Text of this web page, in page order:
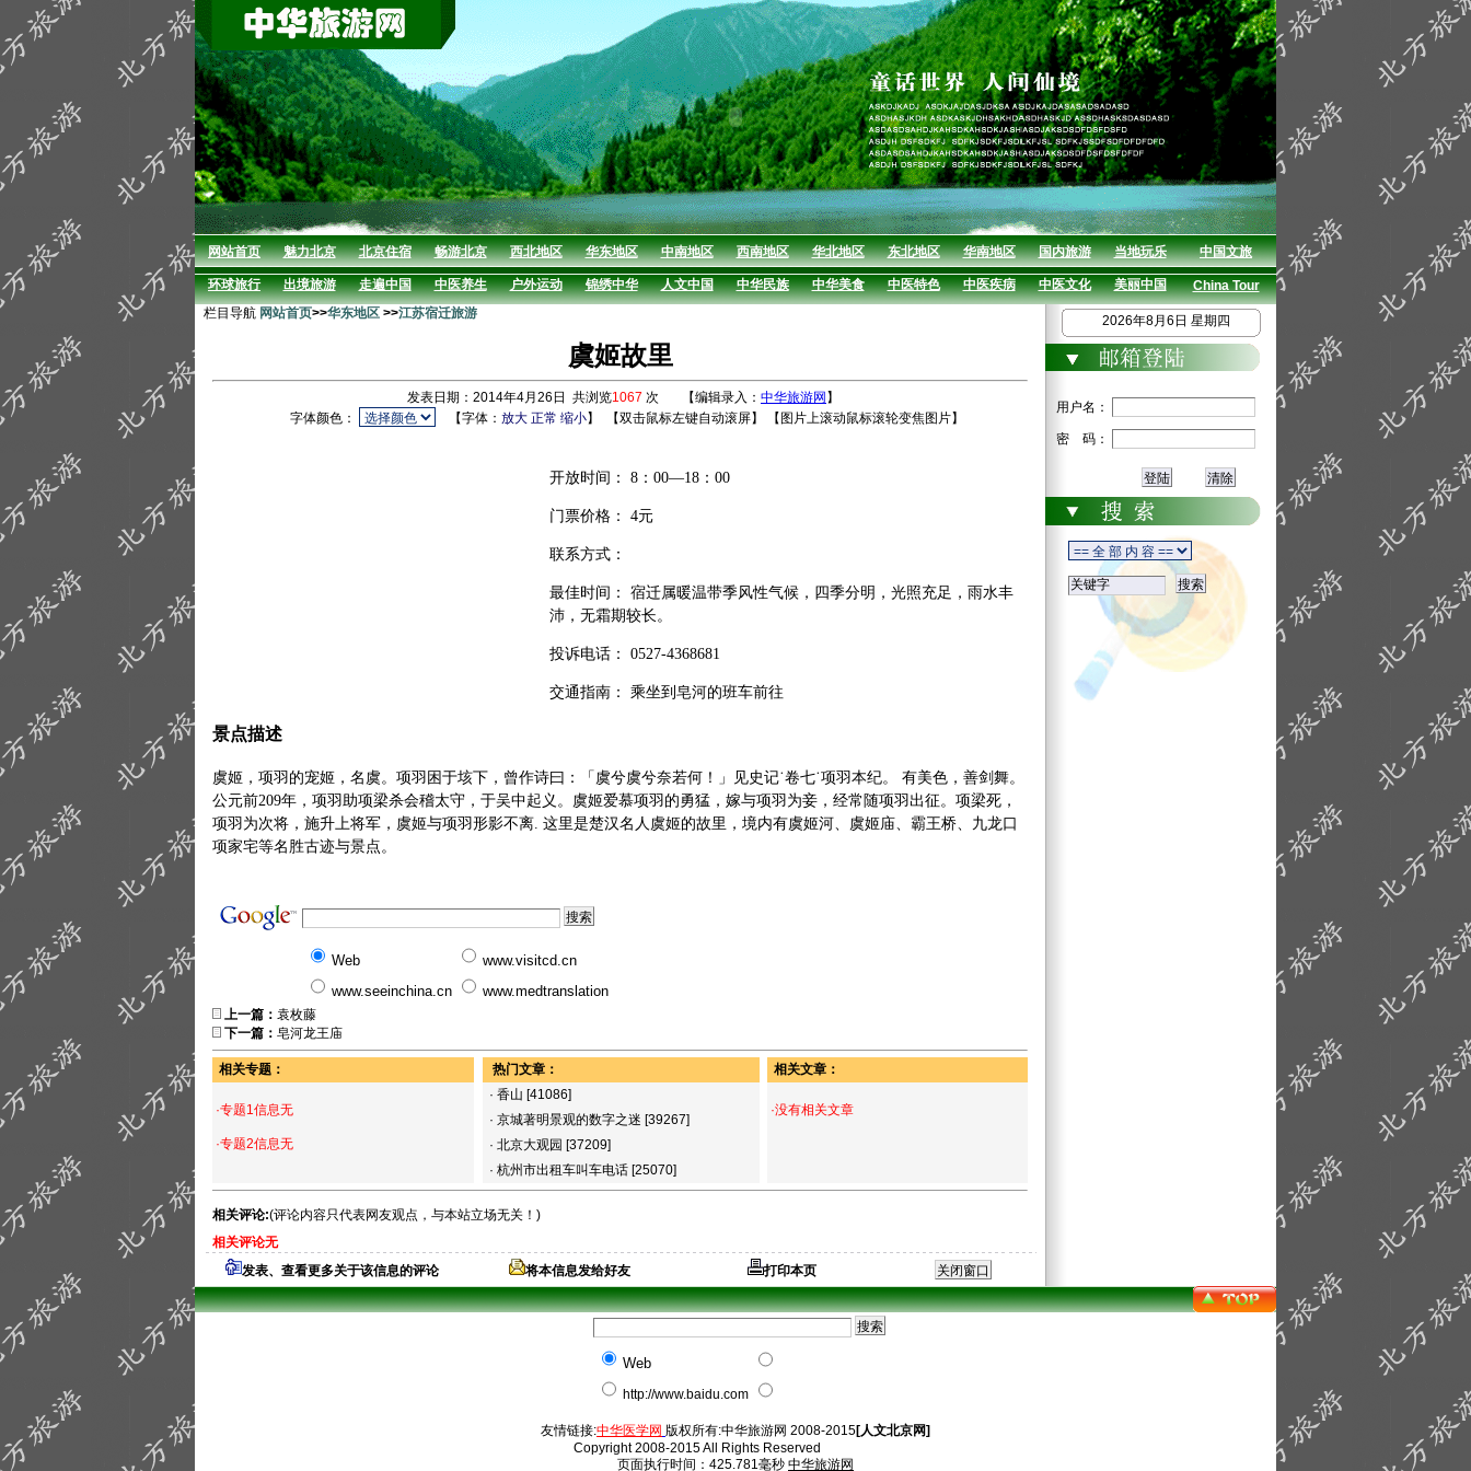
网站首页 魅力北京 北京住宿 畅游北京 西北地区 华东地区 中南地区 西南地区 华北地区 东北地区 华南地区 国内旅游 当地玩乐 中国文旅
环球旅行 出境旅游 走遍中国 中医养生 户外运动 锦绣中华 人文中国 中华民族 中华美食 中医特色 中医疾病 中医文化 美丽中国
China Tour
栏目导航 网站首页>>华东地区 >>江苏宿迁旅游
虞姬故里
发表日期：2014年4月26日 共浏览1067 次 【编辑录入： 中华旅游网 】
字体颜色：
【字体： 放大 正常 缩小】 【双击鼠标左键自动滚屏】 【图片上滚动鼠标滚轮变焦图片】
开放时间： 8：00—18：00
门票价格： 4元
联系方式：
最佳时间： 宿迁属暖温带季风性气候，四季分明，光照充足，雨水丰
沛，无霜期较长。
投诉电话： 0527-4368681
交通指南： 乘坐到皂河的班车前往
景点描述
虞姬，项羽的宠姬，名虞。项羽困于垓下，曾作诗曰：「虞兮虞兮奈若何！」见史记˙卷七˙项羽本纪。 有美色，善剑舞。
公元前209年，项羽助项梁杀会稽太守，于吴中起义。虞姬爱慕项羽的勇猛，嫁与项羽为妾，经常随项羽出征。项梁死，
项羽为次将，施升上将军，虞姬与项羽形影不离. 这里是楚汉名人虞姬的故里，境内有虞姬河、虞姬庙、霸王桥、九龙口
项家宅等名胜古迹与景点。
Web
www.visitcd.cn
www.seeinchina.cn
www.medtranslation
上一篇： 袁枚藤
下一篇： 皂河龙王庙
相关专题：
·专题1信息无
·专题2信息无
热门文章：
· 香山 [41086]
· 京城著明景观的数字之迷 [39267]
· 北京大观园 [37209]
· 杭州市出租车叫车电话 [25070]
相关文章：
·没有相关文章
相关评论:(评论内容只代表网友观点，与本站立场无关！)
相关评论无
发表、查看更多关于该信息的评论
将本信息发给好友 打印本页
2026年8月6日 星期四
用户名：
密 码：
Web
http://www.baidu.com
友情链接:中华医学网 版权所有:中华旅游网 2008-2015[人文北京网]
Copyright 2008-2015 All Rights Reserved
页面执行时间：425.781毫秒 中华旅游网